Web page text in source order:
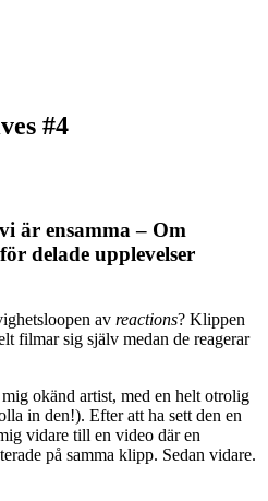
#4
är ensamma – Om
delade upplevelser
av reactions? Klippen
filmar sig själv medan de reagerar
okänd artist, med en helt otrolig
in den!). Efter att ha sett den en
vidare till en video där en
på samma klipp. Sedan vidare.